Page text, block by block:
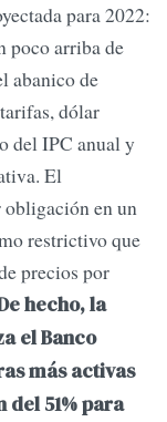
para 2022:
poco arriba de
abanico de
dólar
del IPC anual y
El
obligación en un
restrictivo que
precios por
hecho, la
el Banco
más activas
51% para